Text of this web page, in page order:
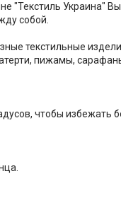
"Текстиль Украина"
собой.
текстильные
пижамы,
чтобы избежать